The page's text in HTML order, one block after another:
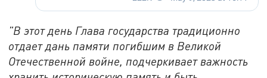
"В этот день Глава государства традиционно
отдает дань памяти погибшим в Великой
Отечественной войне, подчеркивает важность